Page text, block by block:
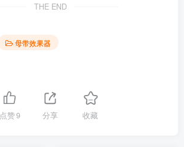
THE END
母带效果器
点赞9 分享 收藏